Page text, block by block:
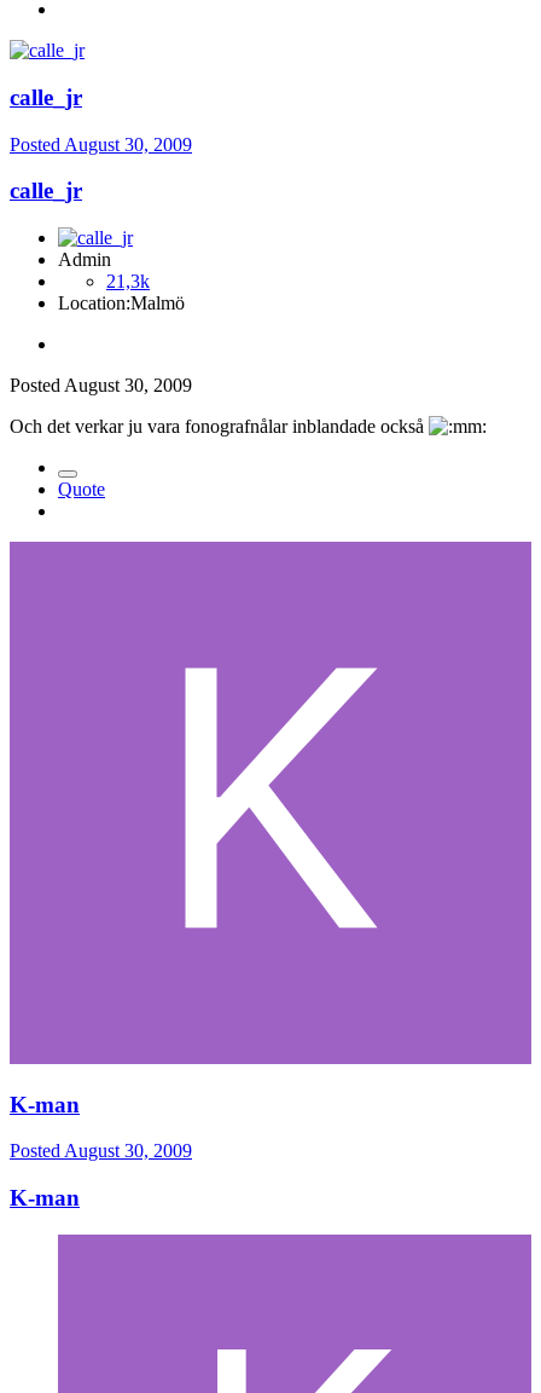
calle_jr
Posted August 30, 2009
calle_jr
Admin
21,3k
Location:Malmö
Posted August 30, 2009
Och det verkar ju vara fonografnålar inblandade också
Quote
K-man
PostedAugust 30, 2009
K-man